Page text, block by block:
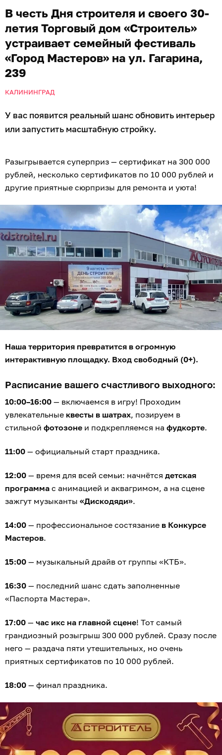
В честь Дня строителя и своего 30-
летия Торговый дом «Строитель»
устраивает семейный фестиваль
«Город Мастеров» на ул. Гагарина,
239
КАЛИНИНГРАД
У вас появится реальный шанс обновить интерьер
или запустить масштабную стройку.
Разыгрывается суперприз — сертификат на 300 000
рублей, несколько сертификатов по 10 000 рублей и
другие приятные сюрпризы для ремонта и уюта!
Наша территория превратится в огромную
интерактивную площадку. Вход свободный (0+).
Расписание вашего счастливого выходного:
10:00–16:00 — включаемся в игру! Проходим
увлекательные квесты в шатрах, позируем в
стильной фотозоне и подкрепляемся на фудкорте.
11:00 — официальный старт праздника.
12:00 — время для всей семьи: начнётся детская
программа с анимацией и аквагримом, а на сцене
зажгут музыканты «Дискодяди».
14:00 — профессиональное состязание в Конкурсе
Мастеров.
15:00 — музыкальный драйв от группы «КТБ».
16:30 — последний шанс сдать заполненные
«Паспорта Мастера».
17:00 — час икс на главной сцене! Тот самый
грандиозный розыгрыш 300 000 рублей. Сразу после
него — раздача пяти утешительных, но очень
приятных сертификатов по 10 000 рублей.
18:00 — финал праздника.